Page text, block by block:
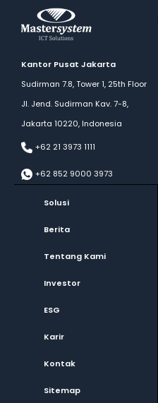
Kantor Pusat Jakarta
Sudirman 7.8, Tower 1, 25th Floor
Jl. Jend. Sudirman Kav. 7-8,
Jakarta 10220, Indonesia
+62 21 3973 1111
+62 852 9000 3973
Solusi
Berita
Tentang Kami
Investor
ESG
Karir
Kontak
Sitemap